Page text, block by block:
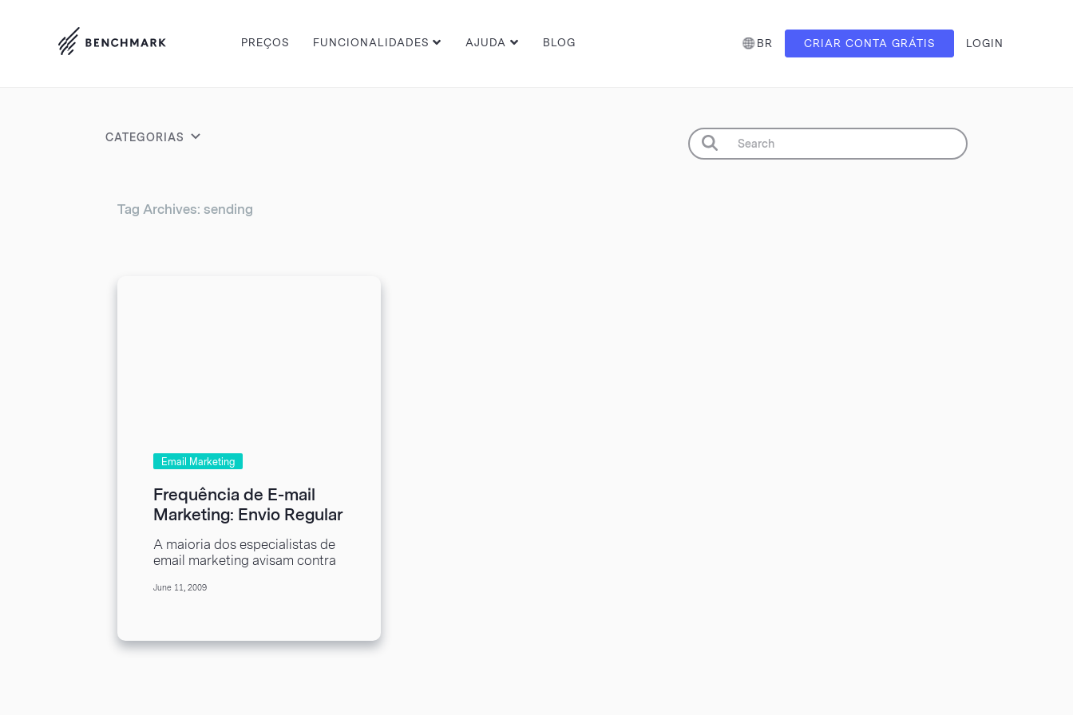
PREÇOS FUNCIONALIDADES AJUDA BLOG BR CRIAR CONTA GRÁTIS LOGIN
CATEGORIAS
Tag Archives: sending
Email Marketing
Frequência de E-mail
Marketing: Envio Regular
A maioria dos especialistas de
email marketing avisam contra
ou mesmo muito raramente.
June 11, 2009